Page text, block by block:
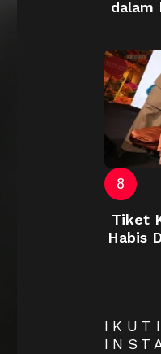
dalam
Tiket
Habis